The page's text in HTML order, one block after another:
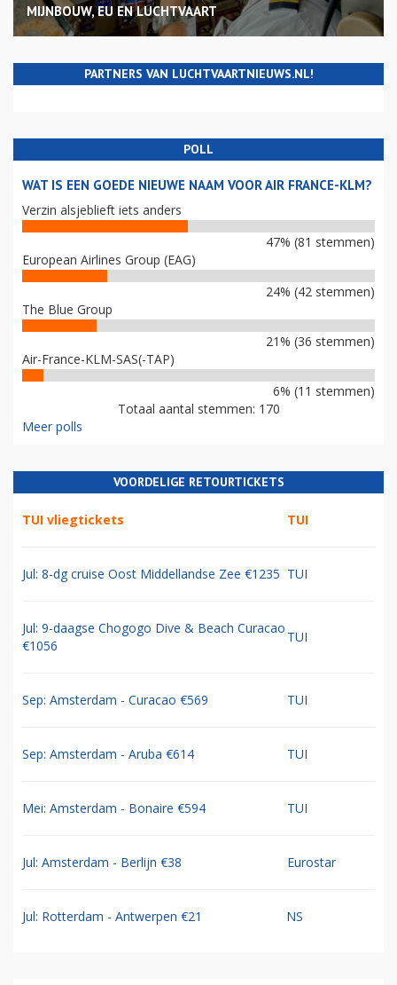
MIJNBOUW, EU EN LUCHTVAART
PARTNERS VAN LUCHTVAARTNIEUWS.NL!
POLL
WAT IS EEN GOEDE NIEUWE NAAM VOOR AIR FRANCE-KLM?
Verzin alsjeblieft iets anders
47% (81 stemmen)
European Airlines Group (EAG)
24% (42 stemmen)
The Blue Group
21% (36 stemmen)
Air-France-KLM-SAS(-TAP)
6% (11 stemmen)
Totaal aantal stemmen: 170
Meer polls
VOORDELIGE RETOURTICKETS
TUI vliegtickets TUI
Jul: 8-dg cruise Oost Middellandse Zee €1235 TUI
Jul: 9-daagse Chogogo Dive & Beach Curacao
€1056
TUI
Sep: Amsterdam - Curacao €569 TUI
Sep: Amsterdam - Aruba €614 TUI
Mei: Amsterdam - Bonaire €594 TUI
Jul: Amsterdam - Berlijn €38 Eurostar
Jul: Rotterdam - Antwerpen €21 NS